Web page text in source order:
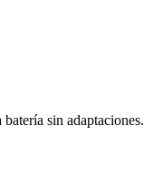
sin adaptaciones.